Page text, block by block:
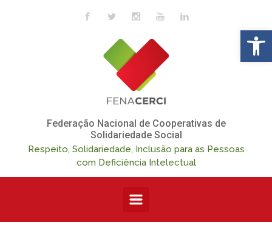
Skip to main content
Federação Nacional de Cooperativas de
Solidariedade Social
Respeito, Solidariedade, Inclusão para as Pessoas
com Deficiência Intelectual